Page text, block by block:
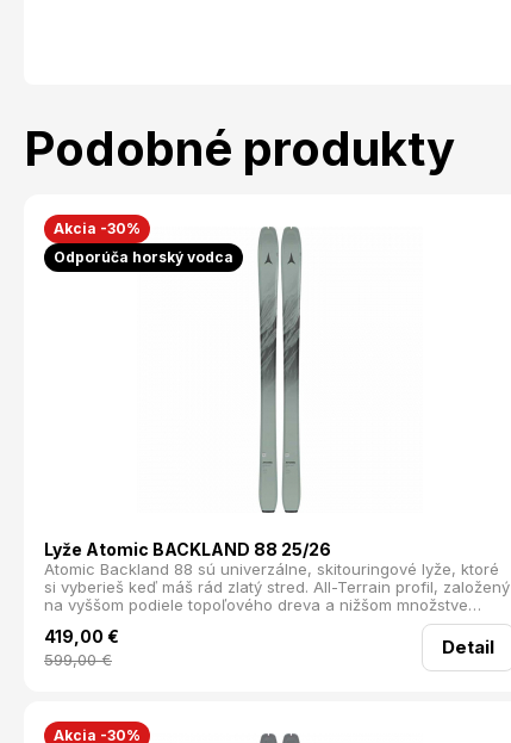
Podobné produkty
Akcia -30%
Odporúča horský vodca
Lyže Atomic BACKLAND 88 25/26
Atomic Backland 88 sú univerzálne, skitouringové lyže, ktoré
si vyberieš keď máš rád zlatý stred. All-Terrain profil, založený
na vyššom podiele topoľového dreva a nižšom množstve
419,00 €
599,00€
Detail
Akcia -30%